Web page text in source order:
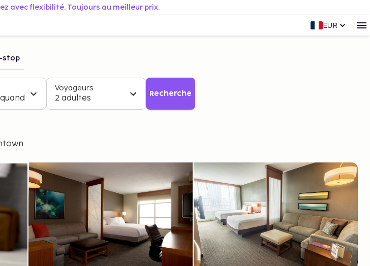
avec flexibilité. Toujours au meilleur prix.
EUR
stop
Voyageurs
2 adultes Recherche